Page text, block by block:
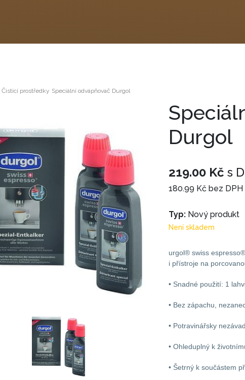
Čistící prostředky Speciální odvápňovač Durgol
Durgol
219.00 Kč s
180.99 Kč bez DPH
Typ:Nový produkt
Není skladem
urgol® swiss
i přístroje na
• Snadné použití: 1
• Bez zápachu,
• Potravinářsky
• Ohleduplný k
• Šetrný k součástem